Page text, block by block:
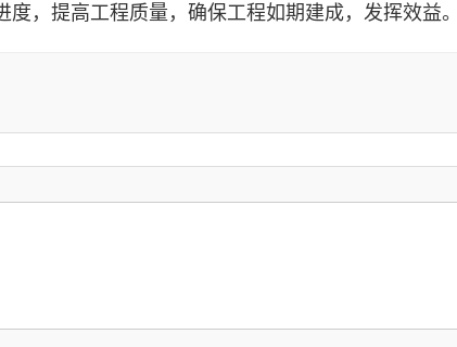
，提高工程质量，确保工程如期建成，发挥效益。